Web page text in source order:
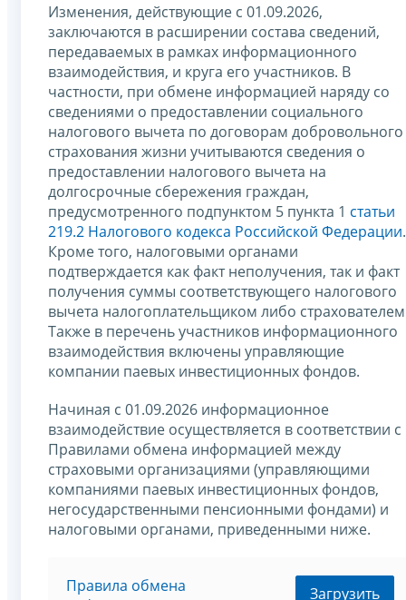
Изменения, действующие с 01.09.2026,
заключаются в расширении состава сведений,
передаваемых в рамках информационного
взаимодействия, и круга его участников. В
частности, при обмене информацией наряду со
сведениями о предоставлении социального
налогового вычета по договорам добровольного
страхования жизни учитываются сведения о
предоставлении налогового вычета на
долгосрочные сбережения граждан,
предусмотренного подпунктом 5 пункта 1 статьи
219.2 Налогового кодекса Российской Федерации.
Кроме того, налоговыми органами
подтверждается как факт неполучения, так и факт
получения суммы соответствующего налогового
вычета налогоплательщиком либо
Также в перечень участников информационного
взаимодействия включены управляющие
компании паевых инвестиционных фондов.
Начиная с 01.09.2026 информационное
взаимодействие осуществляется в соответствии с
Правилами обмена информацией между
страховыми организациями (управляющими
компаниями паевых инвестиционных фондов,
негосударственными пенсионными фондами) и
налоговыми органами, приведенными ниже.
Правила обмена
Загрузить